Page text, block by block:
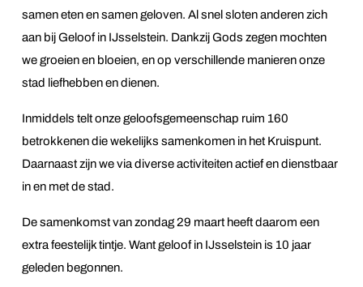
samen eten en samen geloven. Al snel sloten anderen zich
aan bij Geloof in IJsselstein. Dankzij Gods zegen mochten
we groeien en bloeien, en op verschillende manieren onze
stad liefhebben en dienen.
Inmiddels telt onze geloofsgemeenschap ruim 160
betrokkenen die wekelijks samenkomen in het Kruispunt.
Daarnaast zijn we via diverse activiteiten actief en dienstbaar
in en met de stad.
De samenkomst van zondag 29 maart heeft daarom een
extra feestelijk tintje. Want geloof in IJsselstein is 10 jaar
geleden begonnen.